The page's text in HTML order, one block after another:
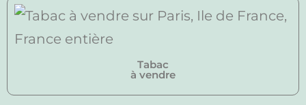
Tabac
à vendre